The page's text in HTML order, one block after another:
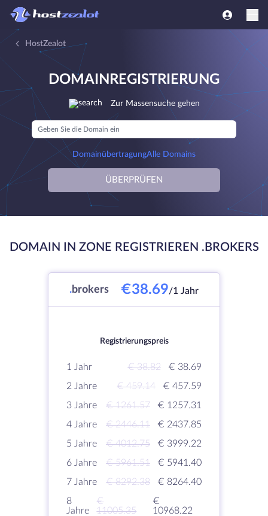
HostZealot
DOMAINREGISTRIERUNG
Zur Massensuche gehen
DomainübertragungAlle Domains
ÜBERPRÜFEN
DOMAIN IN ZONE REGISTRIEREN .BROKERS
.brokers €38.69/1 Jahr
Registrierungspreis
1 Jahr € 38.82
€ 38.69
2 Jahre
€ 459.14
€ 457.59
3 Jahre
€ 1261.57
€ 1257.31
4 Jahre
€ 2446.11
€ 2437.85
5 Jahre
€ 4012.75
€ 3999.22
6 Jahre
€ 5961.51
€ 5941.40
7 Jahre
€ 8292.38
€ 8264.40
8
Jahre
€
11005.35
€
10968.22